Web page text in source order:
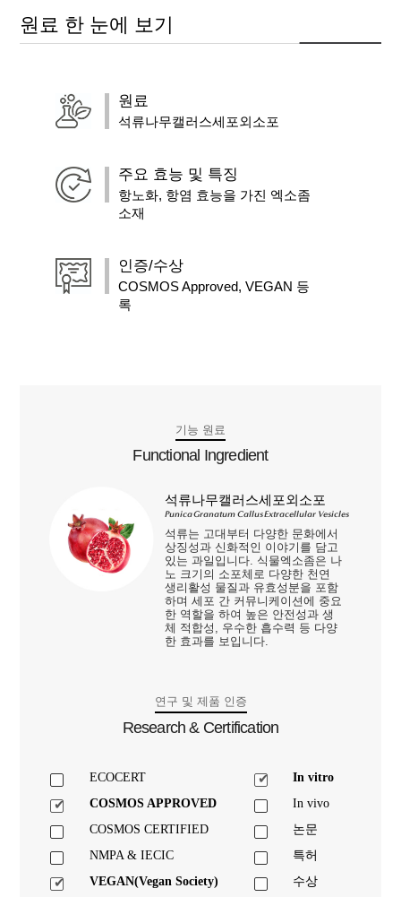
원료 한 눈에 보기
원료
석류나무캘러스세포외소포
주요 효능 및 특징
항노화, 항염 효능을 가진 엑소좀
소재
인증/수상
COSMOS Approved, VEGAN 등
록
기능 원료
Functional Ingredient
석류나무캘러스세포외소포
Punica Granatum Callus Extracellular Vesicles
석류는 고대부터 다양한 문화에서
상징성과 신화적인 이야기를 담고
있는 과일입니다. 식물엑소좀은 나
노 크기의 소포체로 다양한 천연
생리활성 물질과 유효성분을 포함
하며 세포 간 커뮤니케이션에 중요
한 역할을 하여 높은 안전성과 생
체 적합성, 우수한 흡수력 등 다양
한 효과를 보입니다.
연구 및 제품 인증
Research & Certification
ECOCERT
In vitro
COSMOS APPROVED
In vivo
COSMOS CERTIFIED
논문
NMPA & IECIC
특허
VEGAN(Vegan Society)
수상